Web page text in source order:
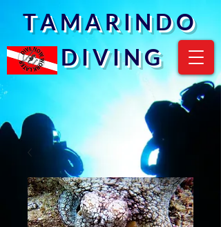
T A M A R I N D O
D I V I N G